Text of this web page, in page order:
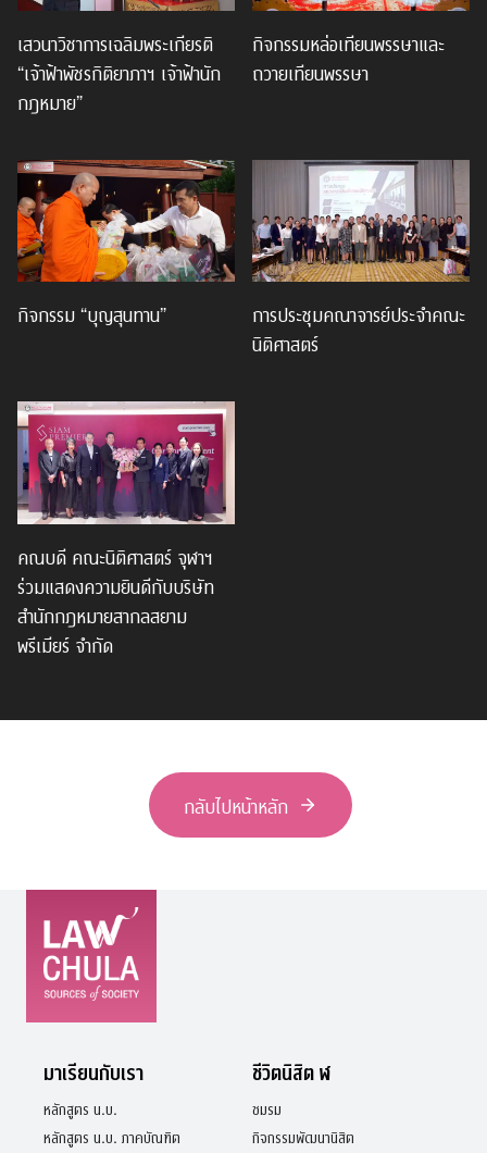
เสวนาวิชาการเฉลิมพระเกียรติ
“เจ้าฟ้าพัชรกิติยาภาฯ เจ้าฟ้านัก
กฎหมาย”
กิจกรรมหล่อเทียนพรรษาและ
ถวายเทียนพรรษา
กิจกรรม “บุญสุนทาน”
การประชุมคณาจารย์ประจำคณะ
นิติศาสตร์
คณบดี คณะนิติศาสตร์ จุฬาฯ
ร่วมแสดงความยินดีกับบริษัท
สำนักกฎหมายสากลสยาม
พรีเมียร์ จำกัด
กลับไปหน้าหลัก
มาเรียนกับเรา
หลักสูตร น.บ.
หลักสูตร น.บ. ภาคบัณฑิต
ชีวิตนิสิต ฬ
ชมรม
กิจกรรมพัฒนานิสิต